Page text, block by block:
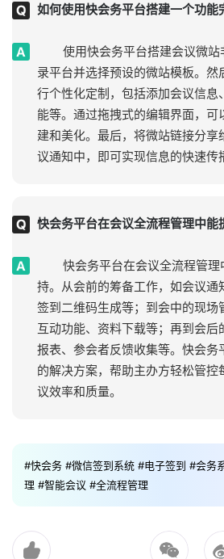
如何使用快会务平台搭建一个功能
使用快会务平台搭建会议微
录平台并选择预设的微站模板。然
行个性化定制，包括添加会议信息
能等。通过拖拽式的编辑界面，可
建和美化。最后，将微站链接分享
议通知中，即可实现信息的快速传
快会务平台在会议全流程管理中能
快会务平台在会议全流程管
持。从会前的筹备工作，如会议通
签到二维码生成等；到会中的现场
互动功能、资料下载等；再到会后
报表、参会者反馈收集等。快会务
的解决方案，帮助主办方轻松管控
议效率和质量。
#快会务 #微信签到系统 #电子签到 #会务
理 #智能会议 #全流程管理